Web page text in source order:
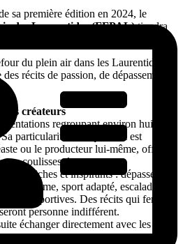
sa première édition en 2024, le
des Laurentides (FFPAL)tiendra
2025 au mythique Cinéma Pine.
du plein air dans les Laurentides,
récits de passion, de dépassement
créateurs
regroupant environ huit
particularité : chaque film est
ou le producteur lui-même, offrant
coulisses des tournages.
sont riches et inspirants : dépassement
hors norme, sport adapté, escalade et
et sportives. Des récits qui feront
personne indifférent.
échanger directement avec les